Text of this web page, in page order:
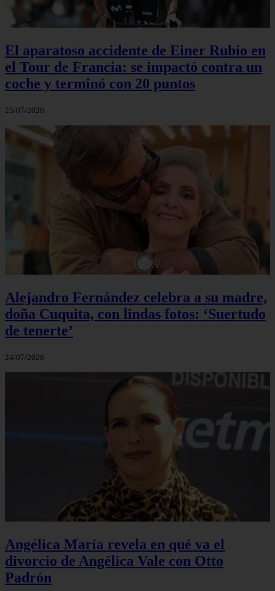
El aparatoso accidente de Einer Rubio en
el Tour de Francia: se impactó contra un
coche y terminó con 20 puntos
25/07/2026
Alejandro Fernández celebra a su madre,
doña Cuquita, con lindas fotos: ‘Suertudo
de tenerte’
24/07/2026
Angélica María revela en qué va el
divorcio de Angélica Vale con Otto
Padrón